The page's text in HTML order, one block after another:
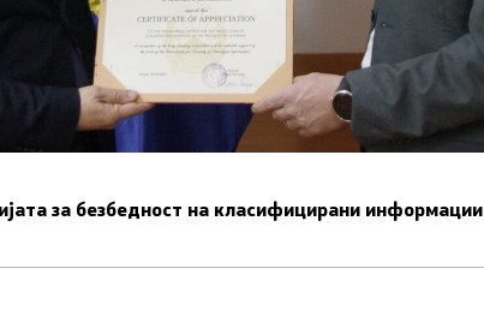
за безбедност на класифицирани информации